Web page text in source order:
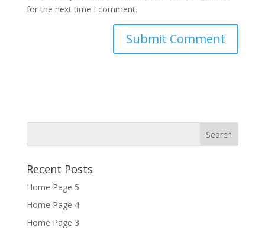
for the next time I comment.
Recent Posts
Home Page 5
Home Page 4
Home Page 3